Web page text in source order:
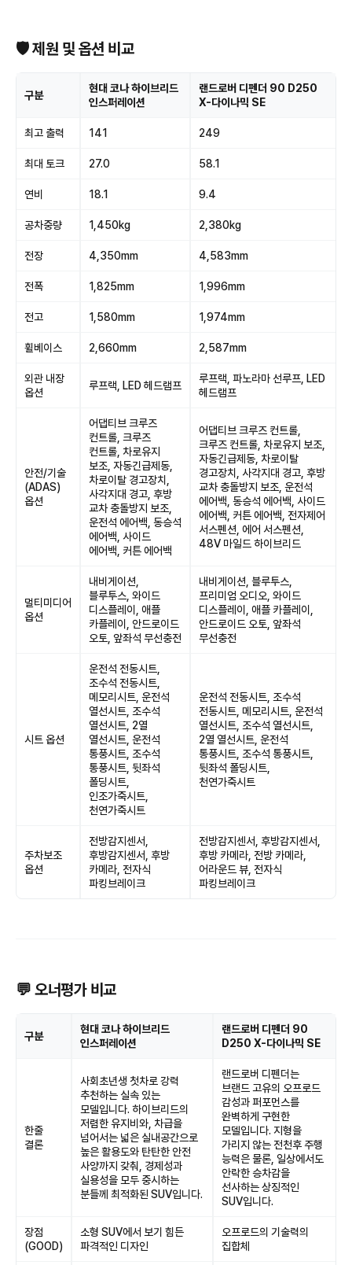
🛡 제원 및 옵션 비교
구분
현대 코나 하이브리드
인스퍼레이션
랜드로버 디펜더 90 D250
X-다이나믹 SE
최고 출력 141 249
최대 토크 27.0 58.1
연비 18.1 9.4
공차중량 1,450kg 2,380kg
전장 4,350mm 4,583mm
전폭 1,825mm 1,996mm
전고 1,580mm 1,974mm
휠베이스 2,660mm 2,587mm
외관 내장
옵션
루프랙, LED 헤드램프
루프랙, 파노라마 선루프, LED
헤드램프
안전/기술
(ADAS)
옵션
어댑티브 크루즈
컨트롤, 크루즈
컨트롤, 차로유지
보조, 자동긴급제동,
차로이탈 경고장치,
사각지대 경고, 후방
교차 충돌방지 보조,
운전석 에어백, 동승석
에어백, 사이드
에어백, 커튼 에어백
어댑티브 크루즈 컨트롤,
크루즈 컨트롤, 차로유지 보조,
자동긴급제동, 차로이탈
경고장치, 사각지대 경고, 후방
교차 충돌방지 보조, 운전석
에어백, 동승석 에어백, 사이드
에어백, 커튼 에어백, 전자제어
서스펜션, 에어 서스펜션,
48V 마일드 하이브리드
멀티미디어
옵션
내비게이션,
블루투스, 와이드
디스플레이, 애플
카플레이, 안드로이드
오토, 앞좌석 무선충전
내비게이션, 블루투스,
프리미엄 오디오, 와이드
디스플레이, 애플 카플레이,
안드로이드 오토, 앞좌석
무선충전
시트 옵션
운전석 전동시트,
조수석 전동시트,
메모리시트, 운전석
열선시트, 조수석
열선시트, 2열
열선시트, 운전석
통풍시트, 조수석
통풍시트, 뒷좌석
폴딩시트,
인조가죽시트,
천연가죽시트
운전석 전동시트, 조수석
전동시트, 메모리시트, 운전석
열선시트, 조수석 열선시트,
2열 열선시트, 운전석
통풍시트, 조수석 통풍시트,
뒷좌석 폴딩시트,
천연가죽시트
주차보조
옵션
전방감지센서,
후방감지센서, 후방
카메라, 전자식
파킹브레이크
전방감지센서, 후방감지센서,
후방 카메라, 전방 카메라,
어라운드 뷰, 전자식
파킹브레이크
💬 오너평가 비교
구분
현대 코나 하이브리드
인스퍼레이션
랜드로버 디펜더 90
D250 X-다이나믹 SE
한줄
결론
사회초년생 첫차로 강력
추천하는 실속 있는
모델입니다. 하이브리드의
저렴한 유지비와, 차급을
넘어서는 넓은 실내공간으로
높은 활용도와 탄탄한 안전
사양까지 갖춰, 경제성과
실용성을 모두 중시하는
분들께 최적화된 SUV입니다.
랜드로버 디펜더는
브랜드 고유의 오프로드
감성과 퍼포먼스를
완벽하게 구현한
모델입니다. 지형을
가리지 않는 전천후 주행
능력은 물론, 일상에서도
안락한 승차감을
선사하는 상징적인
SUV입니다.
장점
(GOOD)
소형 SUV에서 보기 힘든
파격적인 디자인
오프로드의 기술력의
집합체